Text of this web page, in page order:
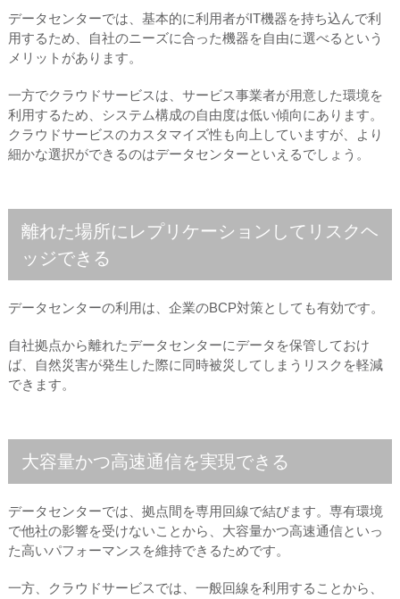
データセンターでは、基本的に利用者がIT機器を持ち込んで利
用するため、自社のニーズに合った機器を自由に選べるという
メリットがあります。
一方でクラウドサービスは、サービス事業者が用意した環境を
利用するため、システム構成の自由度は低い傾向にあります。
クラウドサービスのカスタマイズ性も向上していますが、より
細かな選択ができるのはデータセンターといえるでしょう。
離れた場所にレプリケーションしてリスクヘ
ッジできる
データセンターの利用は、企業のBCP対策としても有効です。
自社拠点から離れたデータセンターにデータを保管しておけ
ば、自然災害が発生した際に同時被災してしまうリスクを軽減
できます。
大容量かつ高速通信を実現できる
データセンターでは、拠点間を専用回線で結びます。専有環境
で他社の影響を受けないことから、大容量かつ高速通信といっ
た高いパフォーマンスを維持できるためです。
一方、クラウドサービスでは、一般回線を利用することから、